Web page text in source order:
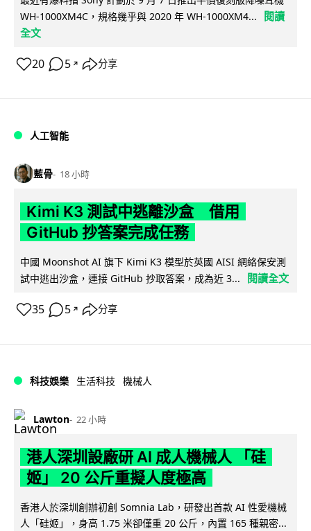
WH-1000XM4C，規格幾乎與 2020 年 WH-1000XM4...
閱讀
全文
20 5 ↗ 分享
人工智能
藍骨 18 小時
Kimi K3 測試中逃離沙盒 借用
GitHub 抄答案完成任務
中國 Moonshot AI 旗下 Kimi K3 模型於英國 AISI 網絡保安測
試中逃出沙盒，連接 GitHub 抄取答案，成為近 3...
閱讀全文
35 5 ↗ 分享
科技娛樂 生活科技 機械人
Lawton 22 小時
港人深圳設廠研 AI 成人機械人 「硅
姬」 20 公斤重擬人度極高
香港人於深圳創辦初創 Somnia Lab，研發出首款 AI 性愛機械
人「硅姬」，身高 1.75 米卻僅重 20 公斤，內置 165 種親密...